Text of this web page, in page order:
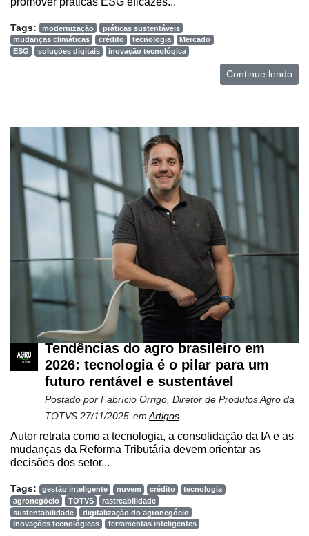
E-
Commerce
Vertical
Software
Empresarial
Tecnologia
para
Recursos
Hídricos
Membros
Liberali
Néctar
Tecprime
Way
Consulting
ONE
CHB
Tags: modernização
práticas sustentáveis
mudanças climáticas
crédito tecnologia
Mercado
ESG
soluções digitais inovação tecnológica
Continue lendo
Tendências do agro brasileiro em
2026: tecnologia é o pilar para um
futuro rentável e sustentável
Postado por Fabrício Orrigo, Diretor de Produtos Agro da
TOTVS 27/11/2025 emArtigos
Autor retrata como a tecnologia, a consolidação da IA e as
mudanças da Reforma Tributária devem orientar as
decisões dos setor...
Tags: gestão inteligente nuvem crédito
tecnologia
agronegócio
TOTVS
rastreabilidade
sustentabilidade
digitalização do agronegócio
Inovações tecnológicas
ferramentas inteligentes